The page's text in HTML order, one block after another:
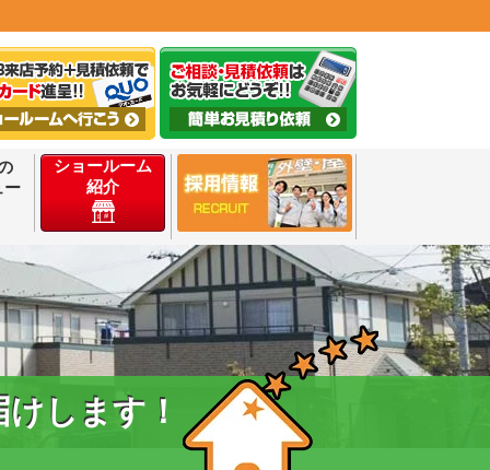
ー
ショールーム
紹介
します！